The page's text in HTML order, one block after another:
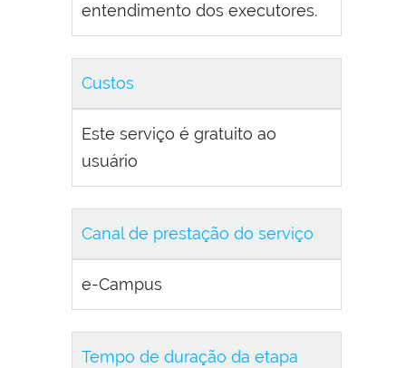
entendimento dos executores.
Custos
Este serviço é gratuito ao
usuário
Canal de prestação do serviço
e-Campus
Tempo de duração da etapa